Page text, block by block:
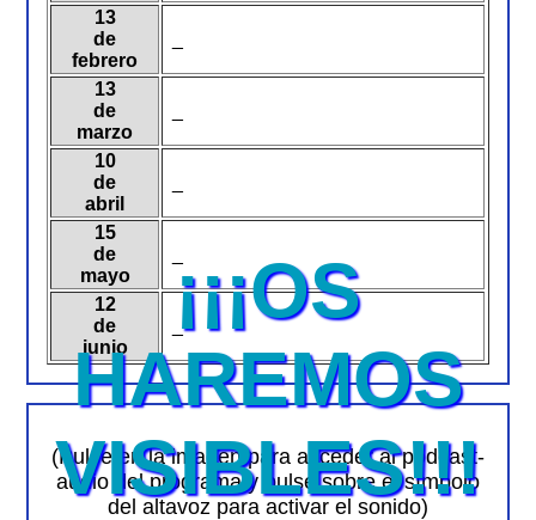
¡¡¡OS
HAREMOS
VISIBLES!!!
13
de
febrero
13
de
marzo
10
de
abril
15
de
mayo
12
de
junio
_
(Pulse en la imagen para acceder al podcast-
audio del programa y pulse sobre el símbolo
del altavoz para activar el sonido)